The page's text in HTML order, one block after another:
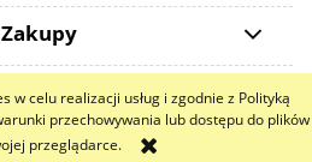
w celu realizacji usług i zgodnie z Polityką
przechowywania lub dostępu do plików
przeglądarce.
Zakupy
wersję strony
Shoper.pl